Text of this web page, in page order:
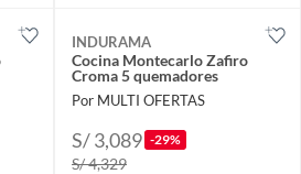
INDURAMA
Cocina Montecarlo Zafiro
Croma 5 quemadores
Por MULTI OFERTAS
S/ 3,089 -29%
S/ 4,329